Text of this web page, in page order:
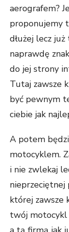
aerografem?
proponujemy
dłużej lecz
naprawdę
do jej strony
Tutaj zawsze
być pewnym
ciebie jak
A potem
motocyklem.
i nie zwlekaj
której zawsze
twój motocykl